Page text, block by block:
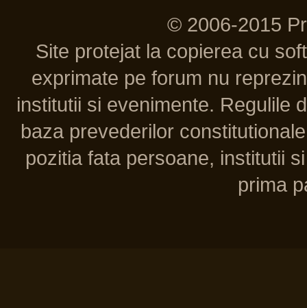
© 2006-2015
Site protejat la copierea cu
exprimate pe forum nu
institutii si evenimente. Regulile
baza prevederilor
pozitia fata persoane, institutii
prima